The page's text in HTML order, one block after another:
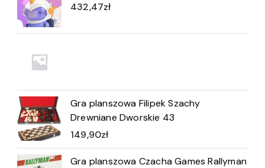
432,47zł
Gra planszowa Filipek Szachy
Drewniane Dworskie 43
149,90zł
Gra planszowa Czacha Games Rallyman